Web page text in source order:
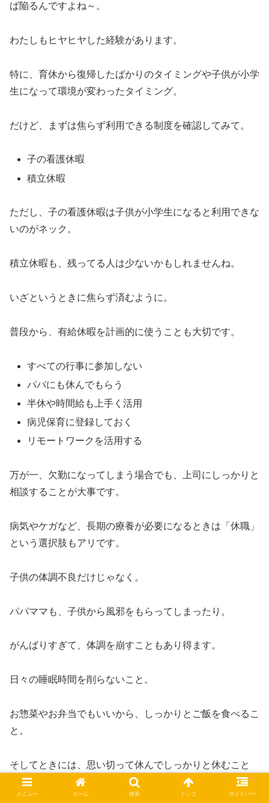
ば陥るんですよね～。
わたしもヒヤヒヤした経験があります。
特に、育休から復帰したばかりのタイミングや子供が小学
生になって環境が変わったタイミング。
だけど、まずは焦らず利用できる制度を確認してみて。
子の看護休暇
積立休暇
ただし、子の看護休暇は子供が小学生になると利用できな
いのがネック。
積立休暇も、残ってる人は少ないかもしれませんね。
いざというときに焦らず済むように。
普段から、有給休暇を計画的に使うことも大切です。
すべての行事に参加しない
パパにも休んでもらう
半休や時間給も上手く活用
病児保育に登録しておく
リモートワークを活用する
万が一、欠勤になってしまう場合でも、上司にしっかりと
相談することが大事です。
病気やケガなど、長期の療養が必要になるときは「休職」
という選択肢もアリです。
子供の体調不良だけじゃなく。
パパママも、子供から風邪をもらってしまったり。
がんばりすぎて、体調を崩すこともあり得ます。
日々の睡眠時間を削らないこと。
お惣菜やお弁当でもいいから、しっかりとご飯を食べるこ
と。
そしてときには、思い切って休んでしっかりと休むこと
も、パパママの大事な仕事の一つです。
メニュー ホーム 検索 トップ サイドバー